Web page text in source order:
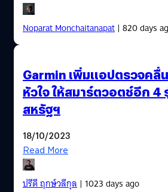
Noparat Monchaitanapat| 820 days
Garmin เพิ่มแอปตรวจคลื่
หัวใจ ให้สมาร์ตวอตช์อีก 4
สหรัฐฯ
18/10/2023
Read More
ปรีดี ฤกษ์วลีกุล| 1023 days ago